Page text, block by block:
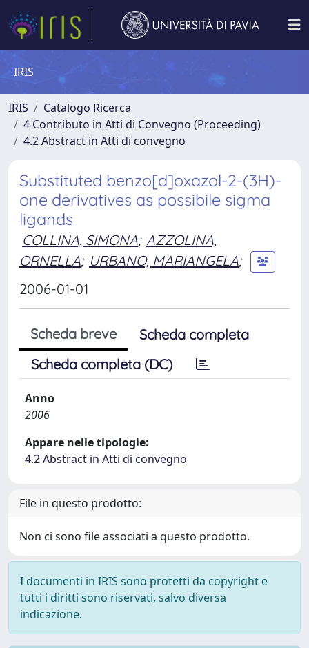
IRIS
IRIS
Catalogo Ricerca
4 Contributo in Atti di Convegno (Proceeding)
4.2 Abstract in Atti di convegno
Substituted benzo[d]oxazol-2-(3H)-
one derivatives as possibile sigma
ligands
COLLINA, SIMONA; AZZOLINA,
ORNELLA; URBANO, MARIANGELA;
2006-01-01
Scheda breve
Scheda completa
Scheda completa (DC)
Anno
2006
Appare nelle tipologie:
4.2 Abstract in Atti di convegno
File in questo prodotto:
Non ci sono file associati a questo prodotto.
I documenti in IRIS sono protetti da copyright e
tutti i diritti sono riservati, salvo diversa
indicazione.